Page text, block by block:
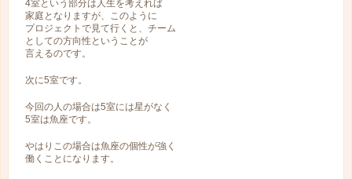
4室という部分は人生を考えれば
家庭となりますが、このように
プロジェクトで見て行くと、チーム
としての方向性ということが
言えるのです。
次に5室です。
今回の人の場合は5室には星がなく
5室は魚座です。
やはりこの場合は魚座の個性が強く
働くことになります。